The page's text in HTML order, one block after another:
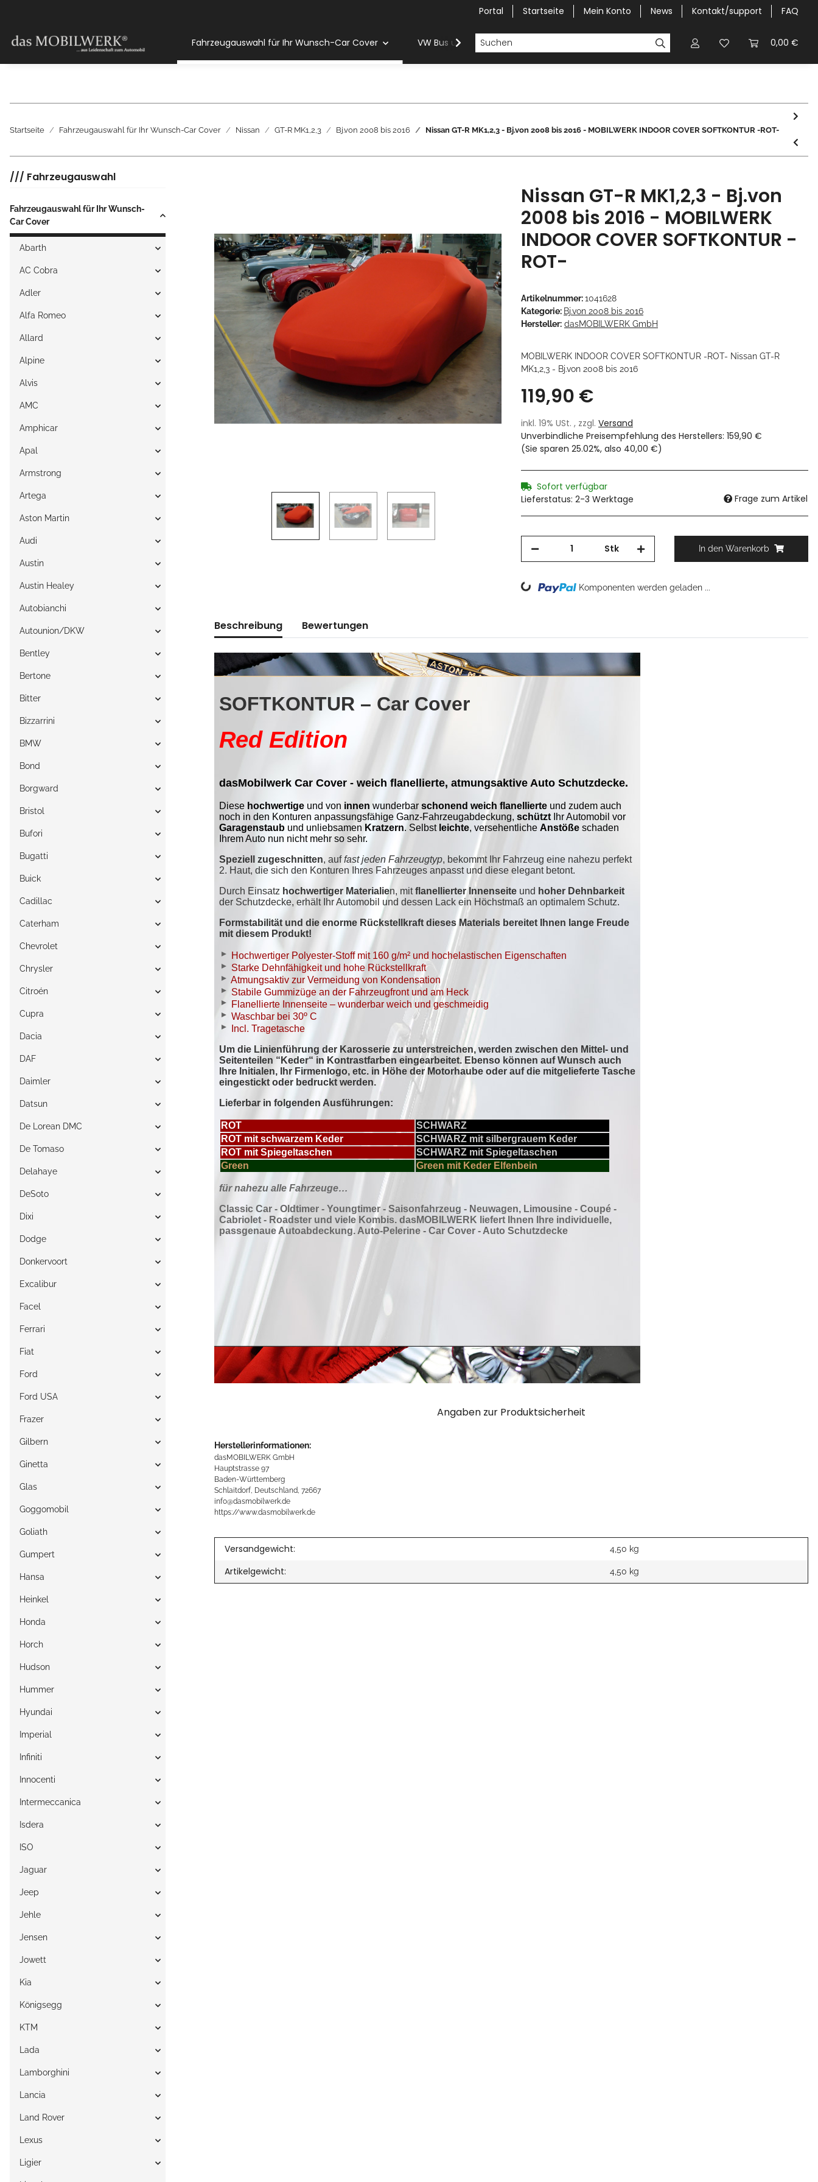
Portal Startseite Mein Konto News Kontakt/support FAQ
0,00 €
Fahrzeugauswahl für Ihr Wunsch-Car Cover VW Bus und Van Car Cover Halbgaragen / Kapuzen nach
Startseite Fahrzeugauswahl für Ihr Wunsch-Car Cover Nissan GT-R MK1,2,3 Bj.von 2008 bis 2016 Nissan GT-R MK1,2,3 - Bj.von 2008 bis 2016 - MOBILWERK INDOOR COVER SOFTKONTUR -ROT-
Nissan GT-R MK1,2,3 - Bj.von
2008 bis 2016 - MOBILWERK
INDOOR COVER SOFTKONTUR -
ROT-
Artikelnummer:1041628
Kategorie: Bj.von 2008 bis 2016
Hersteller: dasMOBILWERK GmbH
MOBILWERK INDOOR COVER SOFTKONTUR -ROT- Nissan GT-R
MK1,2,3 - Bj.von 2008 bis 2016
119,90 €
inkl. 19% USt. , zzgl. Versand
Unverbindliche Preisempfehlung des Herstellers: 159,90 €
(Sie sparen 25.02%, also 40,00 €)
Sofort verfügbar
Lieferstatus: 2-3 Werktage
Frage zum Artikel
Stk In den Warenkorb
Loading... Komponenten werden geladen ...
Beschreibung Bewertungen
Angaben zur Produktsicherheit
Herstellerinformationen:
dasMOBILWERK GmbH
Hauptstrasse 97
Baden-Württemberg
Schlaitdorf, Deutschland, 72667
info@dasmobilwerk.de
https://www.dasmobilwerk.de
Versandgewicht: 4,50 kg
Artikelgewicht: 4,50 kg
/// Fahrzeugauswahl
Fahrzeugauswahl für Ihr Wunsch-
Car Cover
Abarth
AC Cobra
Adler
Alfa Romeo
Allard
Alpine
Alvis
AMC
Amphicar
Apal
Armstrong
Artega
Aston Martin
Audi
Austin
Austin Healey
Autobianchi
Autounion/DKW
Bentley
Bertone
Bitter
Bizzarrini
BMW
Bond
Borgward
Bristol
Bufori
Bugatti
Buick
Cadillac
Caterham
Chevrolet
Chrysler
Citroén
Cupra
Dacia
DAF
Daimler
Datsun
De Lorean DMC
De Tomaso
Delahaye
DeSoto
Dixi
Dodge
Donkervoort
Excalibur
Facel
Ferrari
Fiat
Ford
Ford USA
Frazer
Gilbern
Ginetta
Glas
Goggomobil
Goliath
Gumpert
Hansa
Heinkel
Honda
Horch
Hudson
Hummer
Hyundai
Imperial
Infiniti
Innocenti
Intermeccanica
Isdera
ISO
Jaguar
Jeep
Jehle
Jensen
Jowett
Kia
Königsegg
KTM
Lada
Lamborghini
Lancia
Land Rover
Lexus
Ligier